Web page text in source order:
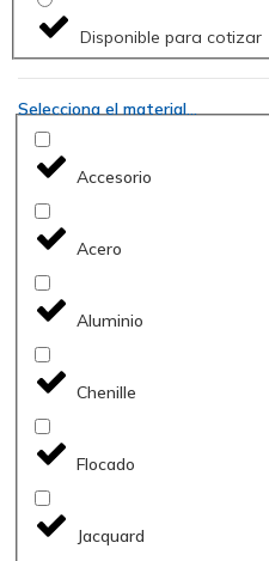
Disponible para cotizar
Selecciona el material...
Accesorio
Acero
Aluminio
Chenille
Flocado
Jacquard